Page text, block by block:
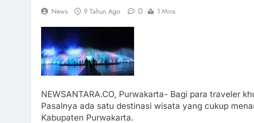
News 9 Tahun Ago 0 1 Mins
NEWSANTARA.CO, Purwakarta- Bagi para traveler
Pasalnya ada satu destinasi wisata yang cukup
Kabupaten Purwakarta.